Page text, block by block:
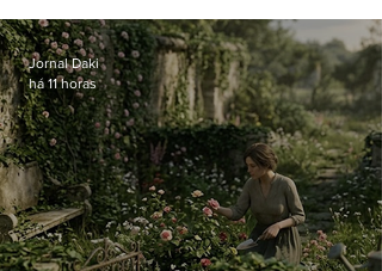
Jornal Daki
há 11 horas